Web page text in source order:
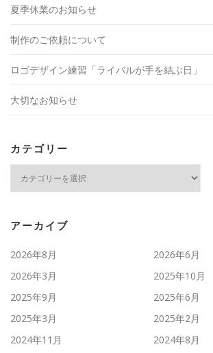
夏季休業のお知らせ
制作のご依頼について
ロゴデザイン練習「ライバルが手を結ぶ日」
大切なお知らせ
カテゴリー
ー
アーカイブ
2026年8月
2026年6月
2026年3月
2025年10月
2025年9月
2025年6月
2025年3月
2025年2月
2024年11月
2024年8月